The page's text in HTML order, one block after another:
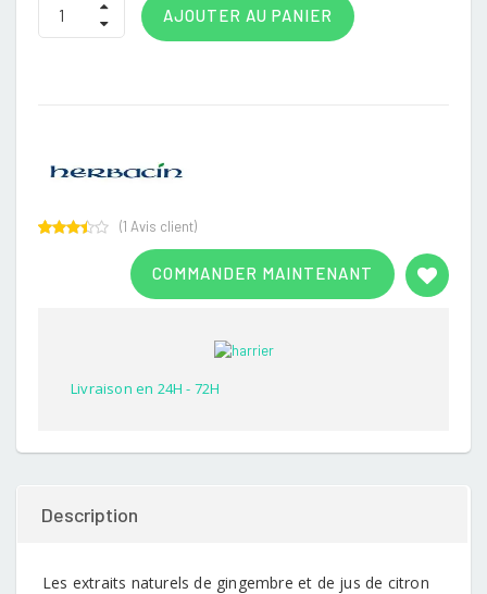
AJOUTER AU PANIER
COMMANDER MAINTENANT
(1 Avis client)
Livraison en 24H - 72H
Description
Les extraits naturels de gingembre et de jus de citron